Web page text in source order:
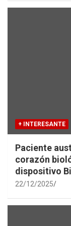
+ INTERESANTE
Paciente
corazón
dispositivo
22/12/2025